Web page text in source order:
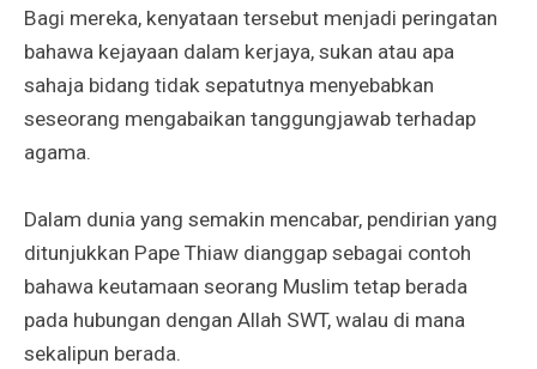
Bagi mereka, kenyataan tersebut menjadi peringatan
bahawa kejayaan dalam kerjaya, sukan atau apa
sahaja bidang tidak sepatutnya menyebabkan
seseorang mengabaikan tanggungjawab terhadap
agama.
Dalam dunia yang semakin mencabar, pendirian yang
ditunjukkan Pape Thiaw dianggap sebagai contoh
bahawa keutamaan seorang Muslim tetap berada
pada hubungan dengan Allah SWT, walau di mana
sekalipun berada.